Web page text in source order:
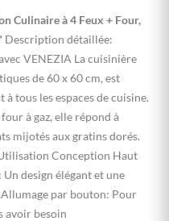
Culinaire à 4 Feux + Four,
Description détaillée:
VENEZIA La cuisinière
de 60 x 60 cm, est
tous les espaces de cuisine.
à gaz, elle répond à
mijotés aux gratins dorés.
Conception Haut
design élégant et une
par bouton: Pour
avoir besoin